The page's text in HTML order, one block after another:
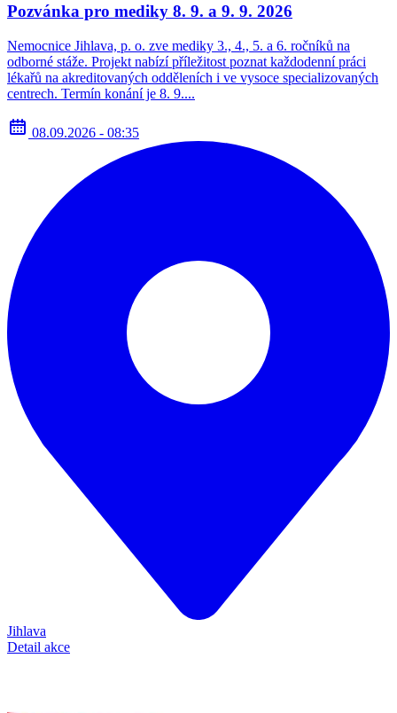
Pozvánka pro mediky 8. 9. a 9. 9. 2026
Nemocnice Jihlava, p. o. zve mediky 3., 4., 5. a 6. ročníků na
odborné stáže. Projekt nabízí příležitost poznat každodenní práci
lékařů na akreditovaných odděleních i ve vysoce specializovaných
centrech. Termín konání je 8. 9....
08.09.2026 - 08:35
Jihlava
Detail akce